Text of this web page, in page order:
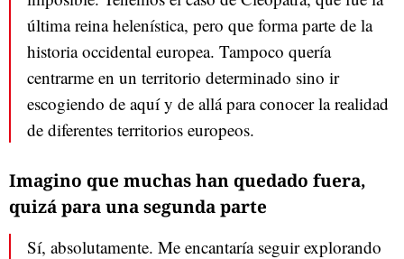
última reina helenística, pero que forma parte de la
historia occidental europea. Tampoco quería
centrarme en un territorio determinado sino ir
escogiendo de aquí y de allá para conocer la realidad
de diferentes territorios europeos.
Imagino que muchas han quedado fuera,
quizá para una segunda parte
Sí, absolutamente. Me encantaría seguir explorando